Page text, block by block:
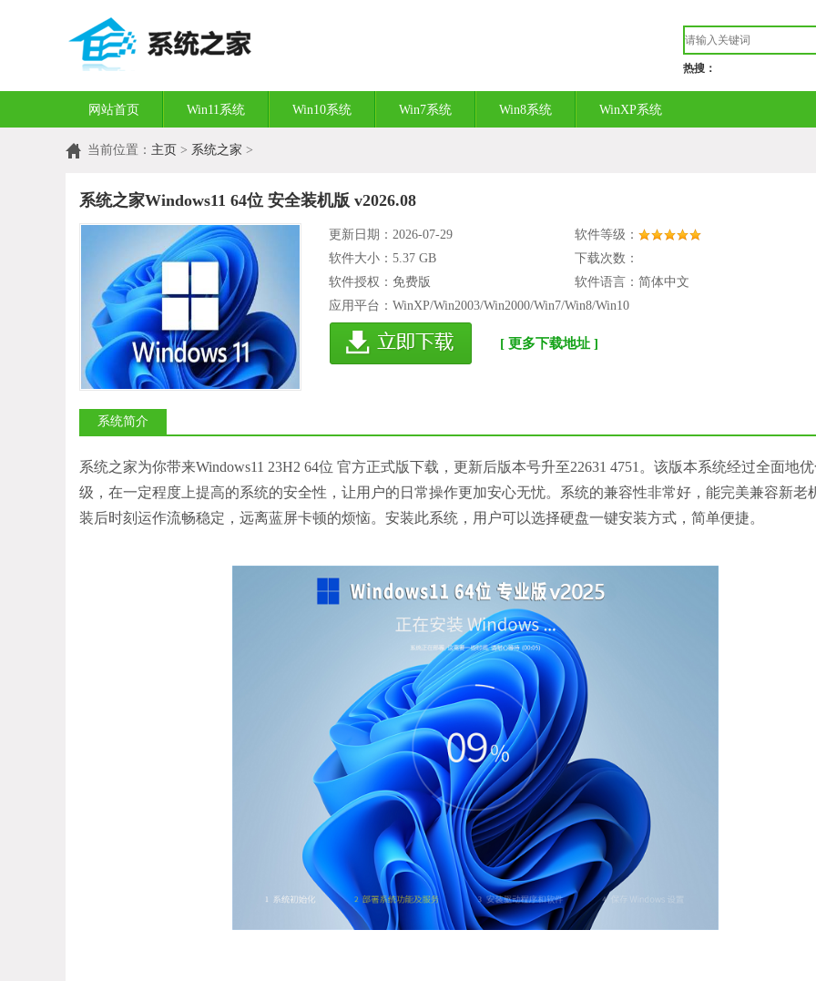
热搜：
网站首页 Win11系统 Win10系统 Win7系统 Win8系统 WinXP系统
当前位置： 主页 > 系统之家 >
系统之家Windows11 64位 安全装机版 v2026.08
更新日期：2026-07-29
软件大小： 5.37 GB
软件授权：免费版
软件等级：
下载次数：
软件语言：简体中文
应用平台：WinXP/Win2003/Win2000/Win7/Win8/Win10
[ 更多下载地址 ]
系统简介
系统之家为你带来Windows11 23H2 64位 官方正式版下载，更新后版本号升至22631 4751。该版本系统经过全面地
级，在一定程度上提高的系统的安全性，让用户的日常操作更加安心无忧。系统的兼容性非常好，能完美兼容新老
装后时刻运作流畅稳定，远离蓝屏卡顿的烦恼。安装此系统，用户可以选择硬盘一键安装方式，简单便捷。